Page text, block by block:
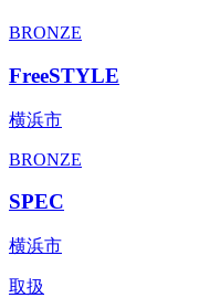
BRONZE
FreeSTYLE
横浜市
BRONZE
SPEC
横浜市
取扱